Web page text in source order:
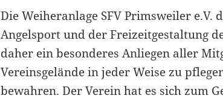
Die Weiheranlage SFV Primsweiler
Angelsport und der Freizeitgestaltung
daher ein besonderes Anliegen aller
Vereinsgelände in jeder Weise zu
bewahren. Der Verein hat es sich zum